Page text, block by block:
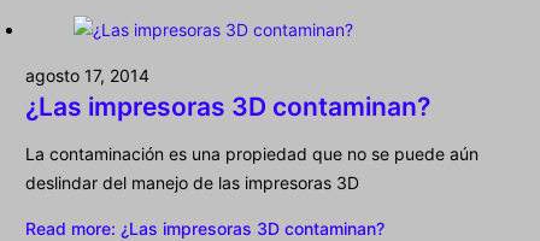
agosto 17, 2014
¿Las impresoras 3D contaminan?
La contaminación es una propiedad que no se puede aún
deslindar del manejo de las impresoras 3D
Read more: ¿Las impresoras 3D contaminan?